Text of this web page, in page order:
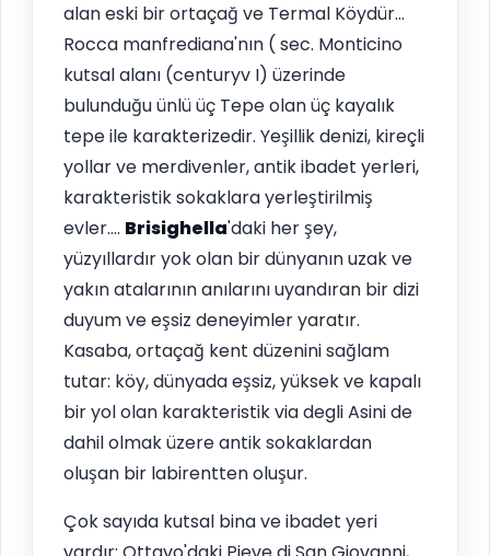
alan eski bir ortaçağ ve Termal Köydür…
Rocca manfrediana'nın ( sec. Monticino
kutsal alanı (centuryv I) üzerinde
bulunduğu ünlü üç Tepe olan üç kayalık
tepe ile karakterizedir. Yeşillik denizi, kireçli
yollar ve merdivenler, antik ibadet yerleri,
karakteristik sokaklara yerleştirilmiş
evler.... Brisighella'daki her şey,
yüzyıllardır yok olan bir dünyanın uzak ve
yakın atalarının anılarını uyandıran bir dizi
duyum ve eşsiz deneyimler yaratır.
Kasaba, ortaçağ kent düzenini sağlam
tutar: köy, dünyada eşsiz, yüksek ve kapalı
bir yol olan karakteristik via degli Asini de
dahil olmak üzere antik sokaklardan
oluşan bir labirentten oluşur.
Çok sayıda kutsal bina ve ibadet yeri